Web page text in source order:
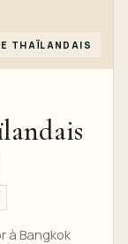
THAÏLANDAIS
à Bangkok